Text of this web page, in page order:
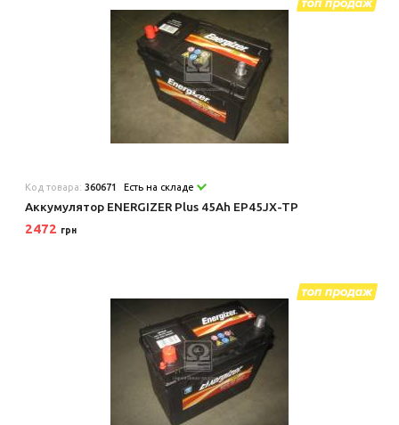
Код товара:360671 Есть на складе
Аккумулятор ENERGIZER Plus 45Ah EP45JX-TP
2472 грн